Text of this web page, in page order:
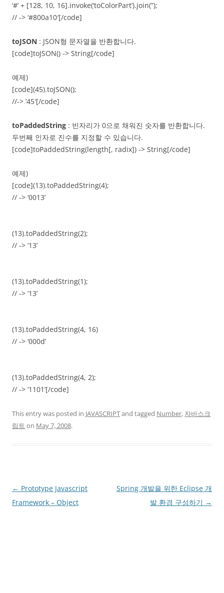
‘#’ + [128, 10, 16].invoke(‘toColorPart’).join(”);
// -> ‘#800a10′[/code]
toJSON : JSON형 문자열을 반환합니다.
[code]toJSON() -> String[/code]
예제)
[code](45).toJSON();
//-> ’45′[/code]
toPaddedString : 빈자리가 0으로 채워진 숫자를 반환합니다.
두번째 인자로 진수를 지정할 수 있습니다.
[code]toPaddedString(length[, radix]) -> String[/code]
예제)
[code](13).toPaddedString(4);
// -> ‘0013’
(13).toPaddedString(2);
// -> ’13’
(13).toPaddedString(1);
// -> ’13’
(13).toPaddedString(4, 16)
// -> ‘000d’
(13).toPaddedString(4, 2);
// -> ‘1101’[/code]
This entry was posted in JAVASCRIPTand tagged Number, 자바스크
립트 on May 7, 2008.
Post
navigation
← Prototype Javascript
Framework – Object
Spring 개발을 위한 Eclipse 개
발 환경 구성하기 →